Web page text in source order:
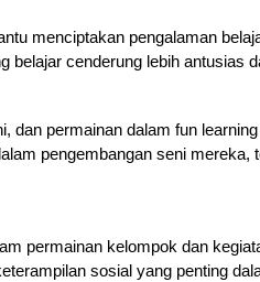
menciptakan pengalaman
belajar cenderung lebih antusias
dan permainan dalam fun
pengembangan seni
permainan kelompok dan
sosial yang penting